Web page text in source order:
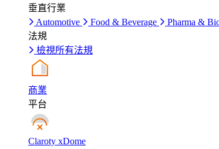
垂直行業
Automotive
Food & Beverage Pharma &
法規
檢視所有法規
商業
平台
Claroty xDome